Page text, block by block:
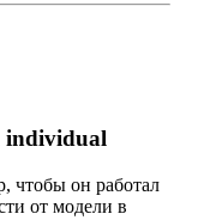
individual
чтобы он работал
от модели в